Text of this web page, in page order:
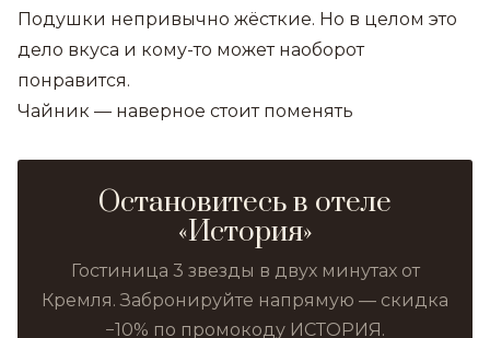
Подушки непривычно жёсткие. Но в целом это
дело вкуса и кому-то может наоборот
понравится.
Чайник — наверное стоит поменять
Остановитесь в отеле
«История»
Гостиница 3 звезды в двух минутах от
Кремля. Забронируйте напрямую — скидка
−10% по промокоду ИСТОРИЯ.